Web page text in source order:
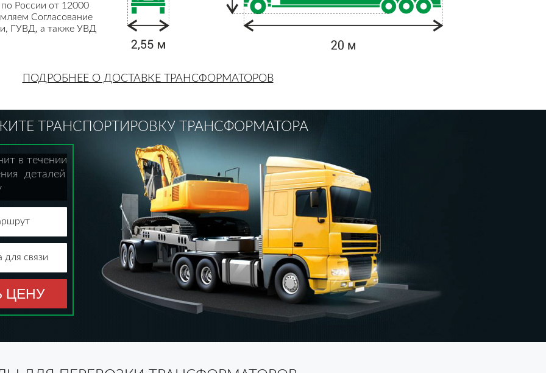
России от 12000
Согласование
ГУВД, а также УВД
ПОДРОБНЕЕ О ДОСТАВКЕ ТРАНСФОРМАТОРОВ
ТРАНСПОРТИРОВКУ ТРАНСФОРМАТОРА
в течении
деталей
ЦЕНУ
связи